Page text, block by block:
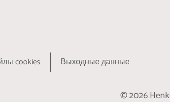
cookies Выходные данные
© 2026